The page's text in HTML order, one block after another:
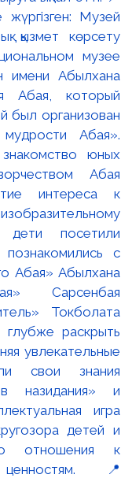
Музей
қызмет көрсету
музее
имени Абылхана
Абая, который
был организован
Абая».
юных
Абая
интереса к
посетили
с
Абая» Абылхана
Сарсенбая
Токболата
раскрыть
увлекательные
свои знания
назидания» и
игра
детей и
отношения к
📍